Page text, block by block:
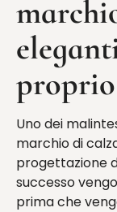
proprio
Uno dei
marchio di
progettazione
successo
prima che